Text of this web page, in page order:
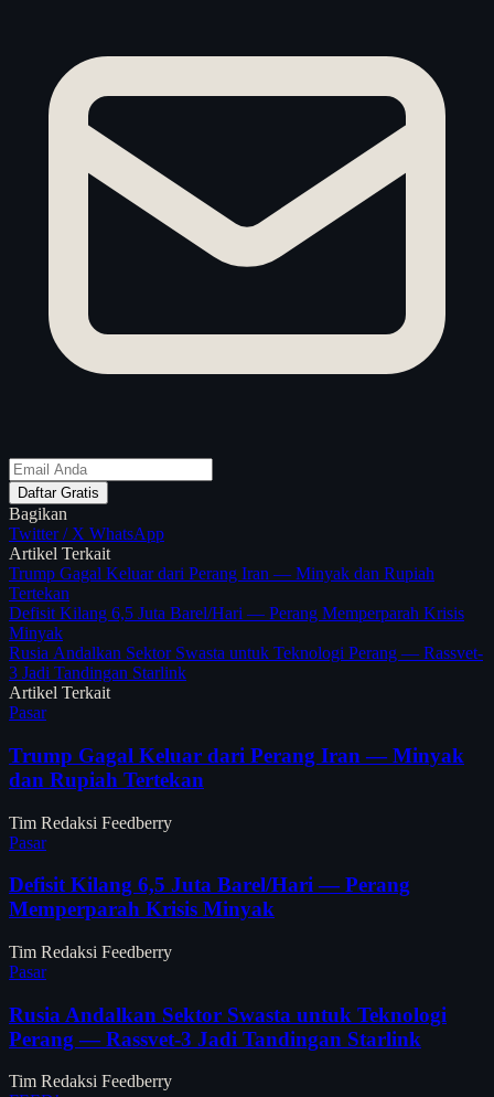
Daftar Gratis
Bagikan
Twitter / X WhatsApp
Artikel Terkait
Trump Gagal Keluar dari Perang Iran — Minyak dan Rupiah
Tertekan
Defisit Kilang 6,5 Juta Barel/Hari — Perang Memperparah Krisis
Minyak
Rusia Andalkan Sektor Swasta untuk Teknologi Perang — Rassvet-
3 Jadi Tandingan Starlink
Artikel Terkait
Pasar
Trump Gagal Keluar dari Perang Iran — Minyak
dan Rupiah Tertekan
Tim Redaksi Feedberry
Pasar
Defisit Kilang 6,5 Juta Barel/Hari — Perang
Memperparah Krisis Minyak
Tim Redaksi Feedberry
Pasar
Rusia Andalkan Sektor Swasta untuk Teknologi
Perang — Rassvet-3 Jadi Tandingan Starlink
Tim Redaksi Feedberry